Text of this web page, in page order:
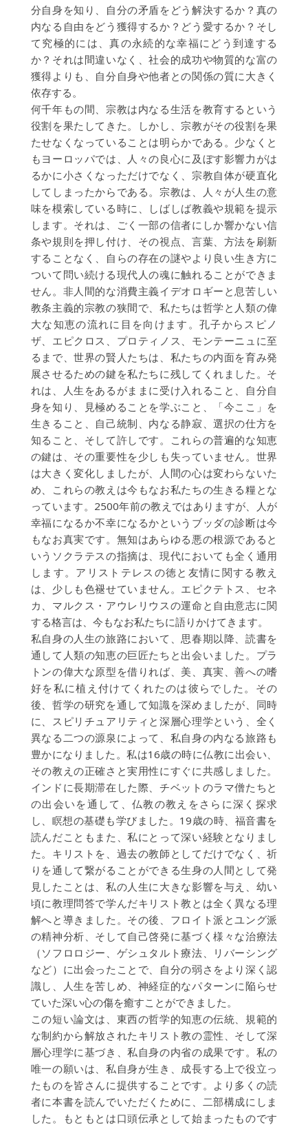
分自身を知り、自分の矛盾をどう解決するか？真の
内なる自由をどう獲得するか？どう愛するか？そし
て究極的には、真の永続的な幸福にどう到達する
か？それは間違いなく、社会的成功や物質的な富の
獲得よりも、自分自身や他者との関係の質に大きく
依存する。
何千年もの間、宗教は内なる生活を教育するという
役割を果たしてきた。しかし、宗教がその役割を果
たせなくなっていることは明らかである。少なくと
もヨーロッパでは、人々の良心に及ぼす影響力がは
るかに小さくなっただけでなく、宗教自体が硬直化
してしまったからである。宗教は、人々が人生の意
味を模索している時に、しばしば教義や規範を提示
します。それは、ごく一部の信者にしか響かない信
条や規則を押し付け、その視点、言葉、方法を刷新
することなく、自らの存在の謎やより良い生き方に
ついて問い続ける現代人の魂に触れることができま
せん。非人間的な消費主義イデオロギーと息苦しい
教条主義的宗教の狭間で、私たちは哲学と人類の偉
大な知恵の流れに目を向けます。孔子からスピノ
ザ、エピクロス、プロティノス、モンテーニュに至
るまで、世界の賢人たちは、私たちの内面を育み発
展させるための鍵を私たちに残してくれました。そ
れは、人生をあるがままに受け入れること、自分自
身を知り、見極めることを学ぶこと、「今ここ」を
生きること、自己統制、内なる静寂、選択の仕方を
知ること、そして許しです。これらの普遍的な知恵
の鍵は、その重要性を少しも失っていません。世界
は大きく変化しましたが、人間の心は変わらないた
め、これらの教えは今もなお私たちの生きる糧とな
っています。2500年前の教えではありますが、人が
幸福になるか不幸になるかというブッダの診断は今
もなお真実です。無知はあらゆる悪の根源であると
いうソクラテスの指摘は、現代においても全く通用
します。アリストテレスの徳と友情に関する教え
は、少しも色褪せていません。エピクテトス、セネ
カ、マルクス・アウレリウスの運命と自由意志に関
する格言は、今もなお私たちに語りかけてきます。
私自身の人生の旅路において、思春期以降、読書を
通して人類の知恵の巨匠たちと出会いました。プラ
トンの偉大な原型を借りれば、美、真実、善への嗜
好を私に植え付けてくれたのは彼らでした。その
後、哲学の研究を通して知識を深めましたが、同時
に、スピリチュアリティと深層心理学という、全く
異なる二つの源泉によって、私自身の内なる旅路も
豊かになりました。私は16歳の時に仏教に出会い、
その教えの正確さと実用性にすぐに共感しました。
インドに長期滞在した際、チベットのラマ僧たちと
の出会いを通して、仏教の教えをさらに深く探求
し、瞑想の基礎も学びました。19歳の時、福音書を
読んだこともまた、私にとって深い経験となりまし
た。キリストを、過去の教師としてだけでなく、祈
りを通して繋がることができる生身の人間として発
見したことは、私の人生に大きな影響を与え、幼い
頃に教理問答で学んだキリスト教とは全く異なる理
解へと導きました。その後、フロイト派とユング派
の精神分析、そして自己啓発に基づく様々な治療法
（ソフロロジー、ゲシュタルト療法、リバーシング
など）に出会ったことで、自分の弱さをより深く認
識し、人生を苦しめ、神経症的なパターンに陥らせ
ていた深い心の傷を癒すことができました。
この短い論文は、東西の哲学的知恵の伝統、規範的
な制約から解放されたキリスト教の霊性、そして深
層心理学に基づき、私自身の内省の成果です。私の
唯一の願いは、私自身が生き、成長する上で役立っ
たものを皆さんに提供することです。より多くの読
者に本書を読んでいただくために、二部構成にしま
した。もともとは口頭伝承として始まったものです